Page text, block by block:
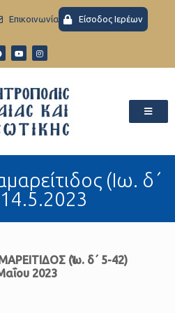
Eπικοινωνία Είσοδος Ιερέων
(Ιω. δ΄
(Ἰω. δ΄ 5-42)
2023